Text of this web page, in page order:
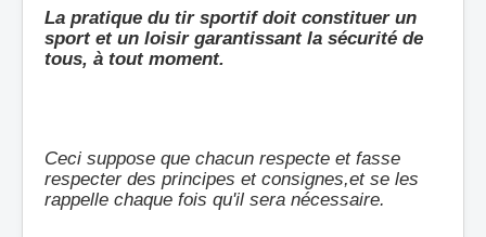
La pratique du tir sportif doit constituer un
sport et un loisir garantissant la sécurité de
tous, à tout moment.
Ceci suppose que chacun respecte et fasse
respecter des principes et consignes,et se les
rappelle chaque fois qu'il sera nécessaire.